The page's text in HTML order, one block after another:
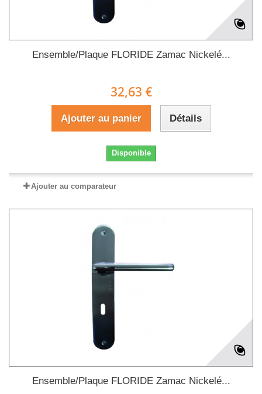
Ensemble/Plaque FLORIDE Zamac Nickelé...
32,63 €
Ajouter au panier Détails
Disponible
Ajouter au comparateur
Ensemble/Plaque FLORIDE Zamac Nickelé...